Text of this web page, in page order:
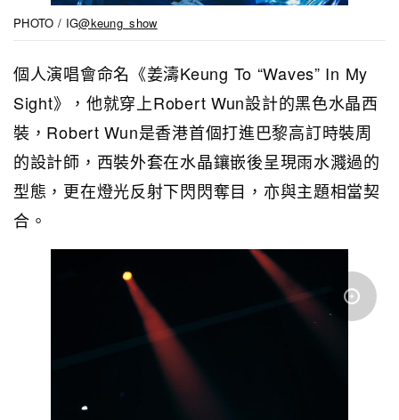
PHOTO / IG@keung_show
個人演唱會命名《姜濤Keung To “Waves” In My
Sight》，他就穿上Robert Wun設計的黑色水晶西
裝，Robert Wun是香港首個打進巴黎高訂時裝周
的設計師，西裝外套在水晶鑲嵌後呈現雨水濺過的
型態，更在燈光反射下閃閃奪目，亦與主題相當契
合。